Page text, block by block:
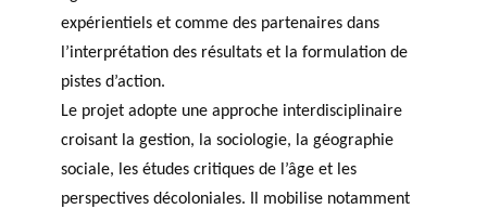
expérientiels et comme des partenaires dans
l’interprétation des résultats et la formulation de
pistes d’action.
Le projet adopte une approche interdisciplinaire
croisant la gestion, la sociologie, la géographie
sociale, les études critiques de l’âge et les
perspectives décoloniales. Il mobilise notamment